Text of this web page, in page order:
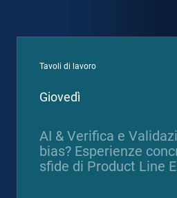
Tavoli di lavoro
Giovedì
AI & Verifica e
bias? Esperienze
sfide di Product Line